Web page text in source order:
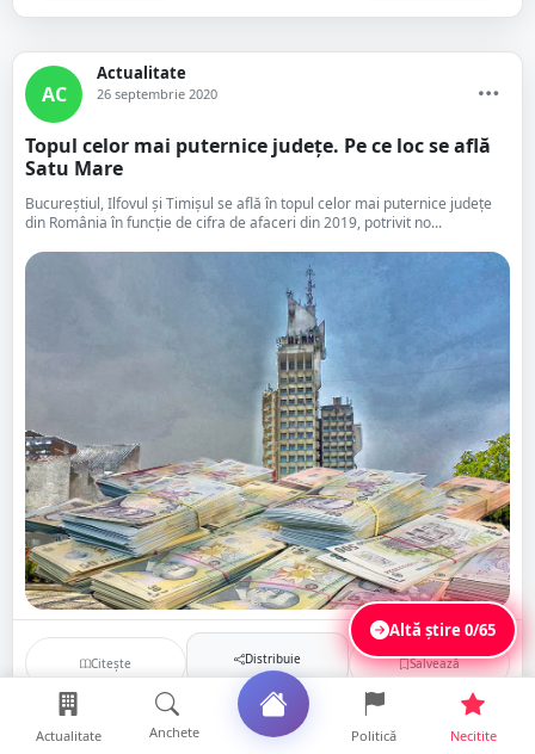
AC
Actualitate
26 septembrie 2020
Topul celor mai puternice județe. Pe ce loc se află
Satu Mare
Bucureștiul, Ilfovul și Timișul se află în topul celor mai puternice județe
din România în funcție de cifra de afaceri din 2019, potrivit no...
Citește Distribuie Salvează
Altă știre0/65
Actualitate Anchete Politică Necitite